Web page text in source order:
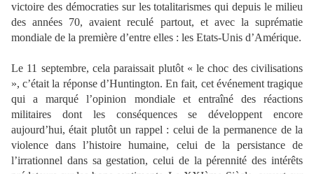
victoire des démocraties sur les totalitarismes qui depuis le milieu
des années 70, avaient reculé partout, et avec la suprématie
mondiale de la première d’entre elles : les Etats-Unis d’Amérique.
Le 11 septembre, cela paraissait plutôt « le choc des civilisations
», c’était la réponse d’Huntington. En fait, cet événement tragique
qui a marqué l’opinion mondiale et entraîné des réactions
militaires dont les conséquences se développent encore
aujourd’hui, était plutôt un rappel : celui de la permanence de la
violence dans l’histoire humaine, celui de la persistance de
l’irrationnel dans sa gestation, celui de la pérennité des intérêts